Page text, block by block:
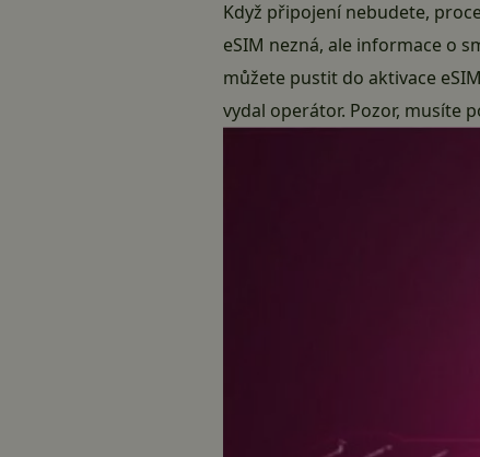
Když připojení nebudete,
eSIM nezná, ale informace o
můžete pustit do aktivace
vydal operátor. Pozor, musíte